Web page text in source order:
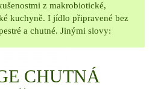
z makrobiotické,
kuchyně. I jídlo připravené bez
a chutné. Jinými slovy:
CHUTNÁ